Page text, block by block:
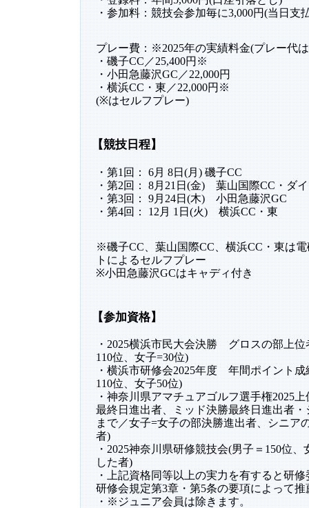
・参加料：競技会参加毎に3,000円(当日支
プレー費：※2025年の実績料金(プレー代
・磯子CC／25,400円※
・小田急藤沢GC／22,000円
・横浜CC・東／22,000円※
(※はセルフプレー)
【競技日程】
・第1回： 6月 8日(月) 磯子CC
・第2回： 8月21日(金) 葉山国際CC・ダ
・第3回： 9月24日(木) 小田急藤沢GC
・第4回： 12月 1日(火) 横浜CC・東
※磯子CC、葉山国際CC、横浜CC・東は
トによるセルフプレー
※小田急藤沢GCはキャディ付き
【参加資格】
・2025横浜市民大会決勝 グロスの部上位
110位、女子=30位)
・横浜市研修会2025年度 年間ポイント成
110位、女子50位)
・神奈川県アマチュアゴルフ選手権2025
最終日進出者、ミッド決勝最終日進出者・
まで／女子=女子の部決勝進出者、シニア
者)
・2025神奈川県研修競技会(男子＝150位、
した者)
・上記資格同等以上の実力を有すると研
研修会規定第3章・第5条の要項によって
・※ジュニア会員は除きます。